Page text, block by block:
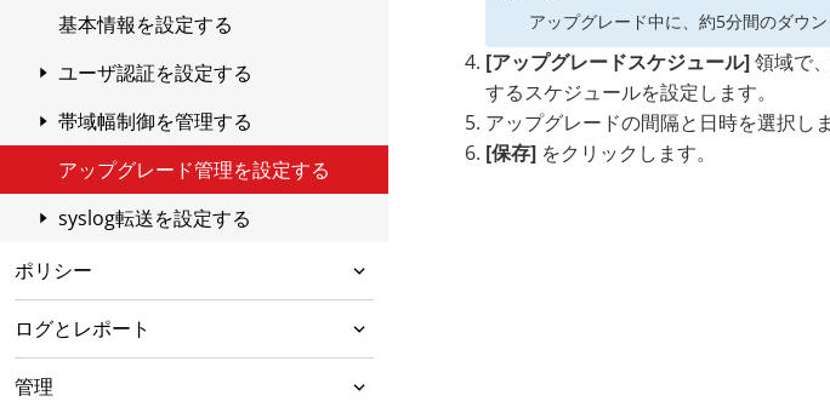
TMWSaaSエージェントリリースノ
ート
TMWSaaS管理コンソールのログオ
ン
ユーザアカウントの概要
インターネットゲートウェイトラフ
ィック
システム通知メッセージ
デスクトップ用のトラフィック転送
オプション
モバイルデバイスのトラフィック転
ユーザ認証を設定する
基本情報を設定する
ユーザ認証を設定する
Kerberos認証について
Kerberos認証を設定する
帯域幅制御を管理する
帯域幅制御について
帯域幅制御ルールを設定する
アップグレード管理を設定する
syslog転送を設定する
TMWSaaSのログ出力とCEF syslog
形式のコンテンツの対応
Syslogのコンテンツ対応の種類1
Syslogのコンテンツ対応の種類2
ポリシー
ポリシー適用の概要
グローバル設定
ログとレポート
ログ分析
管理
アップグレード中に、約5分間のダウン
[アップグレードスケジュール]領域で、
するスケジュールを設定します。
アップグレードの間隔と日時を選択しま
[保存] をクリックします。